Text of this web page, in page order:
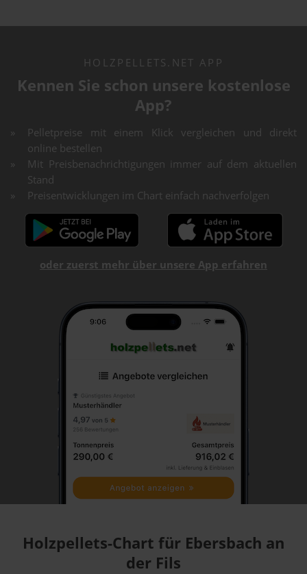
HOLZPELLETS.NET APP
Kennen Sie schon unsere kostenlose
App?
Pelletpreise mit einem Klick vergleichen und direkt
online bestellen
Mit Preisbenachrichtigungen immer auf dem aktuellen
Stand
Preisentwicklungen im Chart einfach nachverfolgen
oder zuerst mehr über unsere App erfahren
Holzpellets-Chart für Ebersbach an
der Fils